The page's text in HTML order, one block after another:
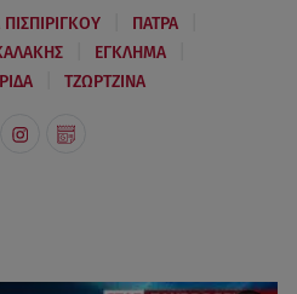
ΠΑΤΡΑ
ΕΓΚΛΗΜΑ
ΤΖΩΡΤΖΙΝΑ